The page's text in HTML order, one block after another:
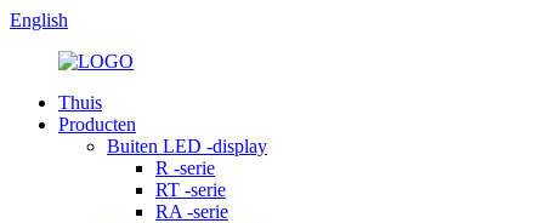
English
Thuis
Producten
Buiten LED -display
R -serie
RT -serie
RA -serie